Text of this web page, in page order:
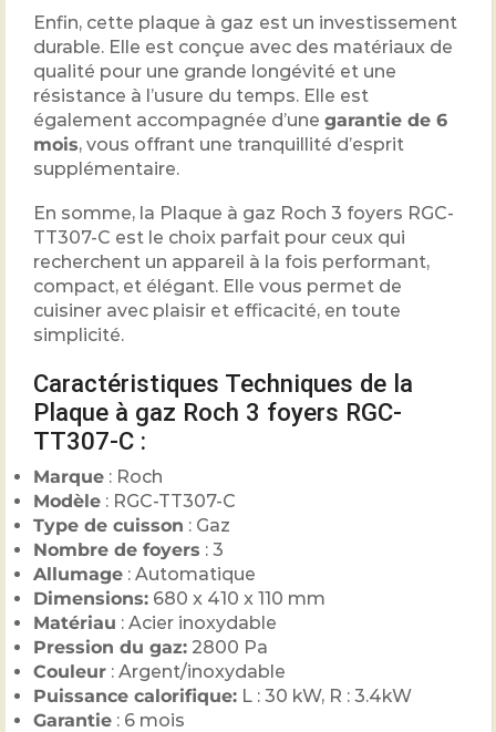
Enfin, cette plaque à gaz est un investissement
durable. Elle est conçue avec des matériaux de
qualité pour une grande longévité et une
résistance à l’usure du temps. Elle est
également accompagnée d’une garantie de 6
mois, vous offrant une tranquillité d’esprit
supplémentaire.
En somme, la Plaque à gaz Roch 3 foyers RGC-
TT307-C est le choix parfait pour ceux qui
recherchent un appareil à la fois performant,
compact, et élégant. Elle vous permet de
cuisiner avec plaisir et efficacité, en toute
simplicité.
Caractéristiques Techniques de la
Plaque à gaz Roch 3 foyers RGC-
TT307-C :
Marque : Roch
Modèle : RGC-TT307-C
Type de cuisson : Gaz
Nombre de foyers : 3
Allumage : Automatique
Dimensions: 680 x 410 x 110 mm
Matériau : Acier inoxydable
Pression du gaz: 2800 Pa
Couleur : Argent/inoxydable
Puissance calorifique: L : 30 kW, R : 3.4kW
Garantie : 6 mois